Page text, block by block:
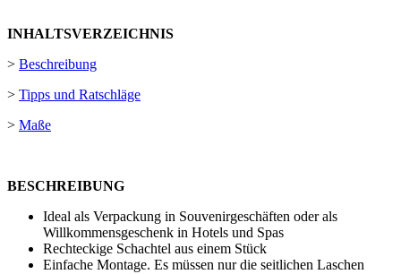
INHALTSVERZEICHNIS
> Beschreibung
> Tipps und Ratschläge
> Maße
BESCHREIBUNG
Ideal als Verpackung in Souvenirgeschäften oder als
Willkommensgeschenk in Hotels und Spas
Rechteckige Schachtel aus einem Stück
Einfache Montage. Es müssen nur die seitlichen Laschen